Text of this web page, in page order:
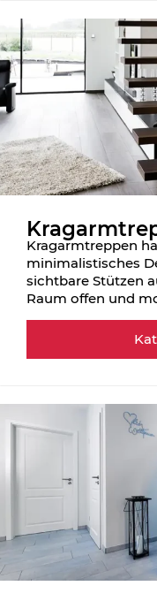
Kragarmtreppen
minimalistisches
sichtbare Stützen
Raum offen und